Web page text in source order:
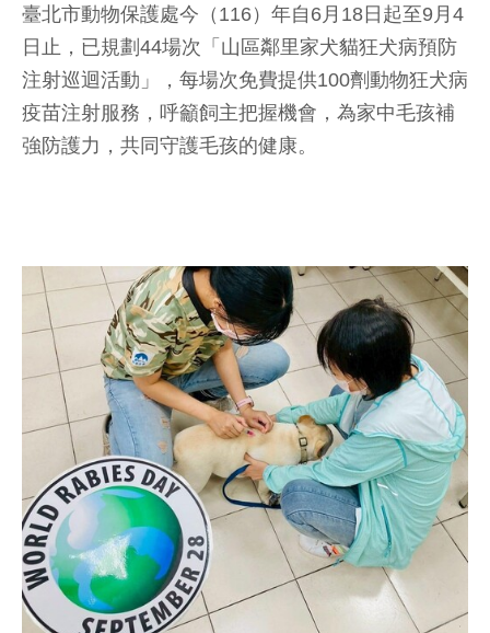
臺北市動物保護處今（116）年自6月18日起至9月4
日止，已規劃44場次「山區鄰里家犬貓狂犬病預防
注射巡迴活動」，每場次免費提供100劑動物狂犬病
疫苗注射服務，呼籲飼主把握機會，為家中毛孩補
強防護力，共同守護毛孩的健康。